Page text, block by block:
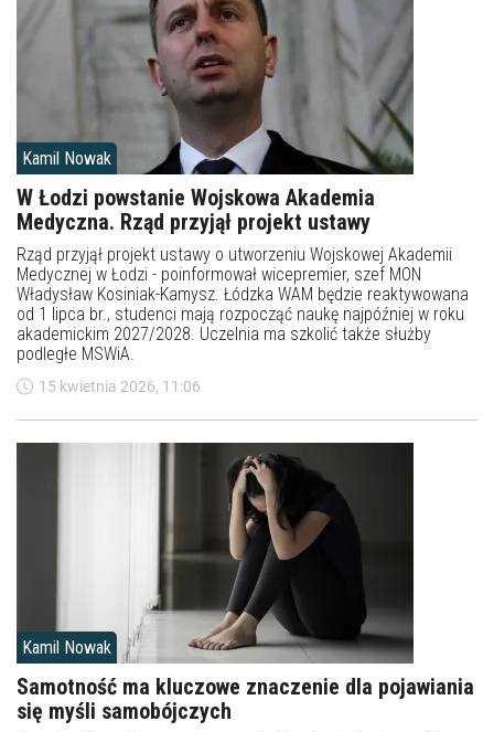
Kamil Nowak
W Łodzi powstanie Wojskowa Akademia
Medyczna. Rząd przyjął projekt ustawy
Rząd przyjął projekt ustawy o utworzeniu Wojskowej Akademii
Medycznej w Łodzi - poinformował wicepremier, szef MON
Władysław Kosiniak-Kamysz. Łódzka WAM będzie reaktywowana
od 1 lipca br., studenci mają rozpocząć naukę najpóźniej w roku
akademickim 2027/2028. Uczelnia ma szkolić także służby
podległe MSWiA.
15 kwietnia 2026, 11:06
Kamil Nowak
Samotność ma kluczowe znaczenie dla pojawiania
się myśli samobójczych